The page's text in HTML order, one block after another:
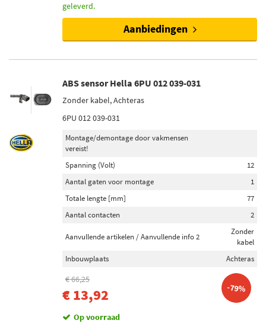
geleverd.
Aanbiedingen
ABS sensor Hella 6PU 012 039-031
Zonder kabel, Achteras
6PU 012 039-031
Montage/demontage door vakmensen
vereist!
Spanning (Volt)
12
Aantal gaten voor montage
1
Totale lengte [mm]
77
Aantal contacten
2
Aanvullende artikelen / Aanvullende info 2
Zonder
kabel
Inbouwplaats
Achteras
€ 66,25
€ 13,92 -79%
Op voorraad